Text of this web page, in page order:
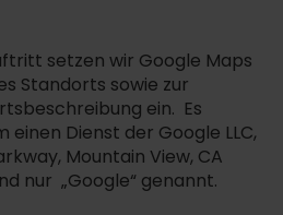
setzen wir Google Maps
Standorts sowie zur
ein. Es
einen Dienst der Google LLC,
Mountain View, CA
nur „Google“ genannt.